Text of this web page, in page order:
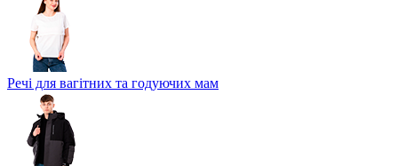
Речі для вагітних та годуючих мам